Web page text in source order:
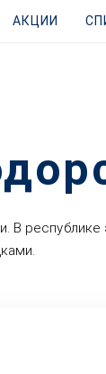
АКЦИИ
В